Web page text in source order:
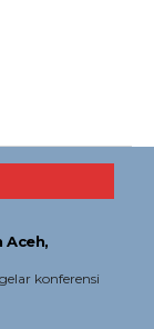
Aceh,
konferensi